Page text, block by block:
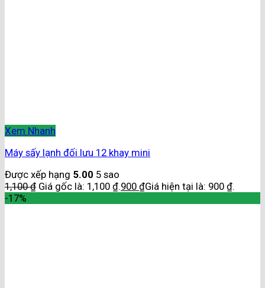
Xem Nhanh
Máy sấy lạnh đối lưu 12 khay mini
Được xếp hạng 5.00 5 sao
1,100₫ Giá gốc là: 1,100 ₫.900 ₫Giá hiện tại là: 900 ₫.
-17%